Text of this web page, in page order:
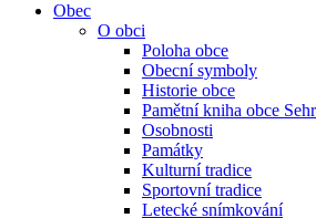
Obec
O obci
Poloha obce
Obecní symboly
Historie obce
Pamětní kniha obce
Osobnosti
Památky
Kulturní tradice
Sportovní tradice
Letecké snímkování